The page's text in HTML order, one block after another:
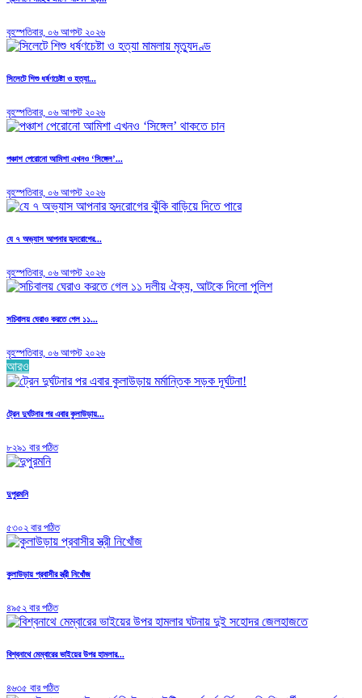
বৃহস্পতিবার, ০৬ আগস্ট ২০২৬
সিলেটে শিশু ধর্ষণচেষ্টা ও হত্যা...
বৃহস্পতিবার, ০৬ আগস্ট ২০২৬
পঞ্চাশ পেরোনো আমিশা এখনও ‘সিঙ্গেল’...
বৃহস্পতিবার, ০৬ আগস্ট ২০২৬
যে ৭ অভ্যাস আপনার হৃদরোগের...
বৃহস্পতিবার, ০৬ আগস্ট ২০২৬
সচিবালয় ঘেরাও করতে গেল ১১...
বৃহস্পতিবার, ০৬ আগস্ট ২০২৬
আরও
ট্রেন দুর্ঘটনার পর এবার কুলাউড়ায়...
৮২৯১ বার পঠিত
দুপুরমনি
৫৩০২ বার পঠিত
কুলাউড়ায় প্রবাসীর স্ত্রী নিখোঁজ
৪৯৫২ বার পঠিত
বিশ্বনাথে মেম্বারের ভাইয়ের উপর হামলার...
৪৬৩৫ বার পঠিত